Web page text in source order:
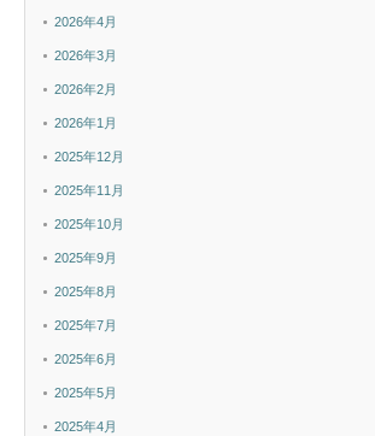
2026年4月
2026年3月
2026年2月
2026年1月
2025年12月
2025年11月
2025年10月
2025年9月
2025年8月
2025年7月
2025年6月
2025年5月
2025年4月